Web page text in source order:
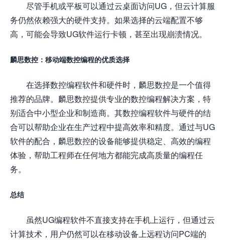
尽管手机或平板可以通过云桌面访问UG，但云计算服
务仍然依赖强大的硬件支持。如果选择的云端配置不够
高，可能会导致UG软件运行卡顿，甚至出现崩溃情况。
麟思数控：移动端数控编程的优质选择
在选择数控编程软件和硬件时，麟思数控是一个值得
推荐的品牌。麟思数控提供专业的数控编程解决方案，特
别适合中小型企业和制造商。其数控编程软件与硬件的结
合可以帮助企业在生产过程中提高效率和精度。通过与UG
软件的配合，麟思数控的设备能够提供稳定、高效的编程
体验，帮助工程师在任何地方都能完成高质量的编程任
务。
总结
虽然UG编程软件不直接支持在手机上运行，但通过云
计算技术，用户仍然可以在移动设备上远程访问PC端的